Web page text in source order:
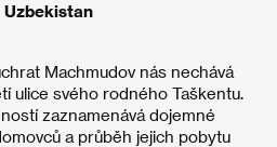
Machmudov nás nechává
ulice svého rodného Taškentu.
zaznamenává dojemné
a průběh jejich pobytu